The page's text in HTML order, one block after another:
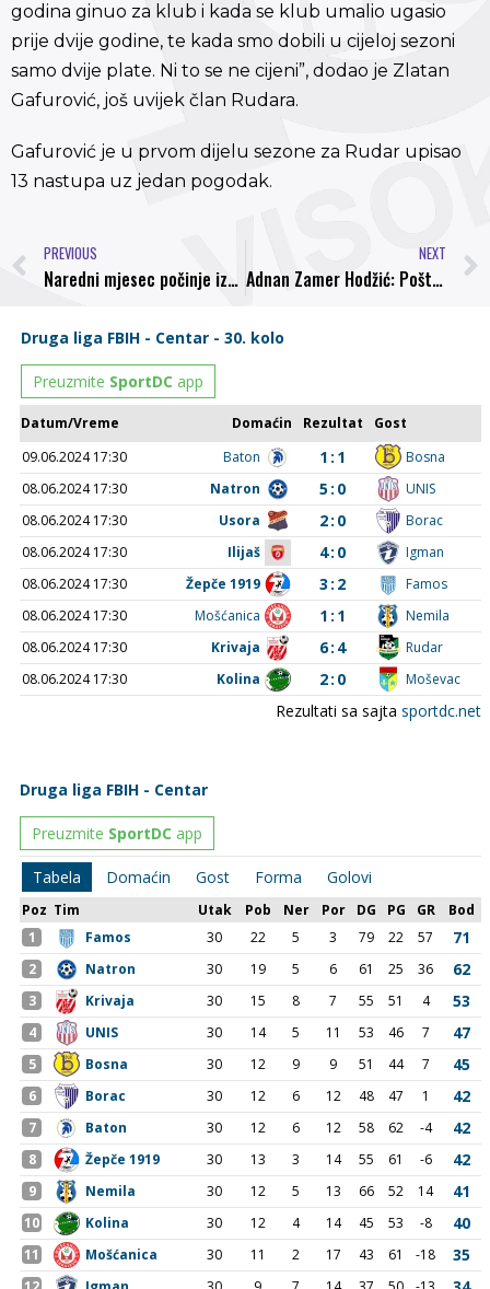
godina ginuo za klub i kada se klub umalio ugasio
prije dvije godine, te kada smo dobili u cijeloj sezoni
samo dvije plate. Ni to se ne cijeni”, dodao je Zlatan
Gafurović, još uvijek član Rudara.
Gafurović je u prvom dijelu sezone za Rudar upisao
13 nastupa uz jedan pogodak.
PREVIOUS
Naredni mjesec počinje izgradnja tribine i pratečih sadržaja
NEXT
Adnan Zamer Hodžić: Poštovanje i respekt svim protivnicima, mjesta na vrhu ima samo za jednu i najbolju ekipu a to je Bosna Visoko